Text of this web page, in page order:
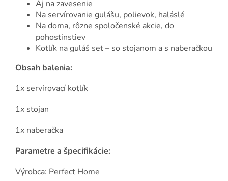
Aj na zavesenie
Na servírovanie gulášu, polievok, haláslé
Na doma, rôzne spoločenské akcie, do
pohostinstiev
Kotlík na guláš set – so stojanom a s naberačkou
Obsah balenia:
1x servírovací kotlík
1x stojan
1x naberačka
Parametre a špecifikácie:
Výrobca: Perfect Home